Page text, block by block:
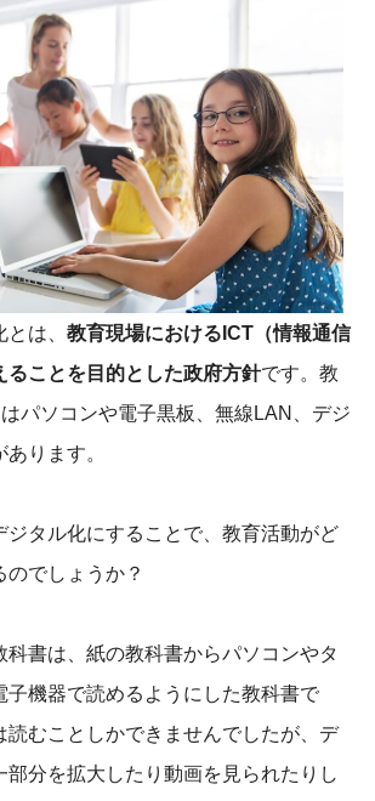
は、 教育現場におけるICT（情報通信
ることを目的とした政府方針です。教
パソコンや電子黒板、無線LAN、デジ
ります。
ジタル化にすることで、教育活動がど
でしょうか？
科書は、紙の教科書からパソコンやタ
子機器で読めるようにした教科書で
読むことしかできませんでしたが、デ
部分を拡大したり動画を見られたりし